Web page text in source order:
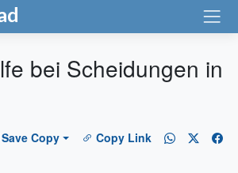
bei Scheidungen in
Save Copy Copy Link